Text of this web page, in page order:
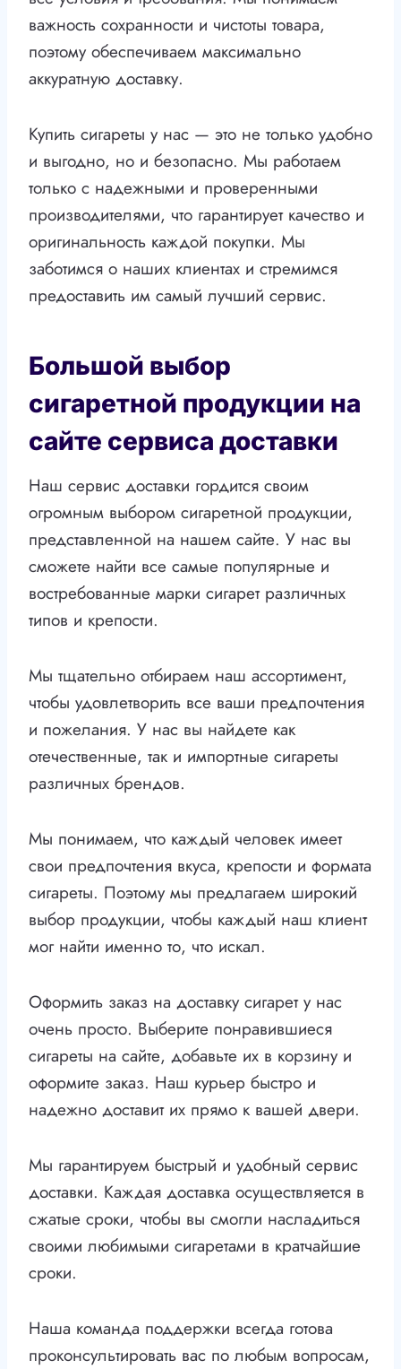
важность сохранности и чистоты товара,
поэтому обеспечиваем максимально
аккуратную доставку.
Купить сигареты у нас — это не только удобно
и выгодно, но и безопасно. Мы работаем
только с надежными и проверенными
производителями, что гарантирует качество и
оригинальность каждой покупки. Мы
заботимся о наших клиентах и стремимся
предоставить им самый лучший сервис.
Большой выбор
сигаретной продукции на
сайте сервиса доставки
Наш сервис доставки гордится своим
огромным выбором сигаретной продукции,
представленной на нашем сайте. У нас вы
сможете найти все самые популярные и
востребованные марки сигарет различных
типов и крепости.
Мы тщательно отбираем наш ассортимент,
чтобы удовлетворить все ваши предпочтения
и пожелания. У нас вы найдете как
отечественные, так и импортные сигареты
различных брендов.
Мы понимаем, что каждый человек имеет
свои предпочтения вкуса, крепости и формата
сигареты. Поэтому мы предлагаем широкий
выбор продукции, чтобы каждый наш клиент
мог найти именно то, что искал.
Оформить заказ на доставку сигарет у нас
очень просто. Выберите понравившиеся
сигареты на сайте, добавьте их в корзину и
оформите заказ. Наш курьер быстро и
надежно доставит их прямо к вашей двери.
Мы гарантируем быстрый и удобный сервис
доставки. Каждая доставка осуществляется в
сжатые сроки, чтобы вы смогли насладиться
своими любимыми сигаретами в кратчайшие
сроки.
Наша команда поддержки всегда готова
проконсультировать вас по любым вопросам,